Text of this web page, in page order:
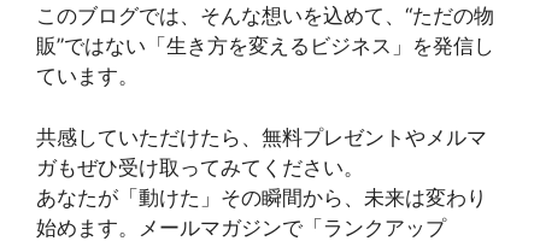
このブログでは、そんな想いを込めて、“ただの物
販”ではない「生き方を変えるビジネス」を発信し
ています。
共感していただけたら、無料プレゼントやメルマ
ガもぜひ受け取ってみてください。
あなたが「動けた」その瞬間から、未来は変わり
始めます。メールマガジンで「ランクアップ